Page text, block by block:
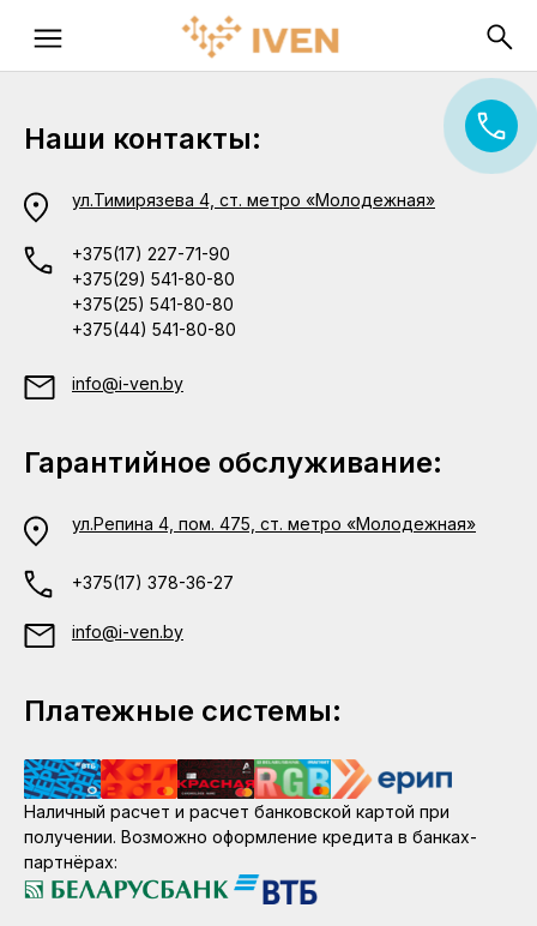
Наши контакты:
ул.Тимирязева 4, ст. метро «Молодежная»
+375(17) 227-71-90
+375(29) 541-80-80
+375(25) 541-80-80
+375(44) 541-80-80
info@i-ven.by
Гарантийное обслуживание:
ул.Репина 4, пом. 475, ст. метро «Молодежная»
+375(17) 378-36-27
info@i-ven.by
Платежные системы:
Наличный расчет и расчет банковской картой при
получении. Возможно оформление кредита в банках-
партнёрах: